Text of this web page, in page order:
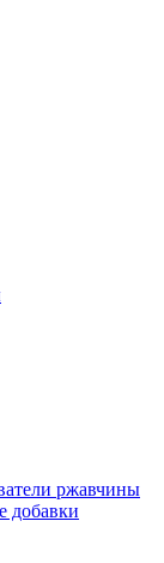
ржавчины
добавки